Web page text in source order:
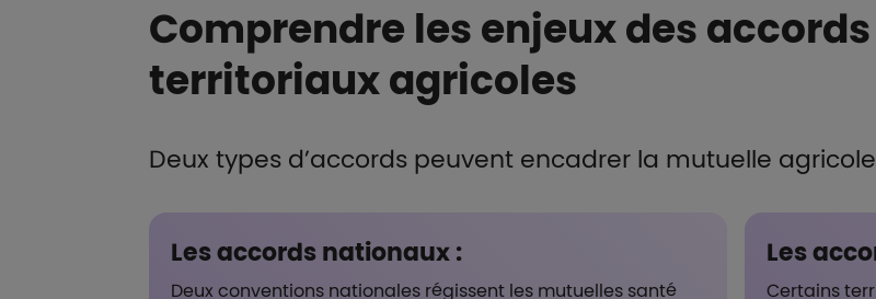
Comprendre les enjeux des
territoriaux agricoles
Deux types d’accords peuvent encadrer la mutuelle
Les accords nationaux :
Deux conventions nationales régissent les mutuelles santé
Les
Certains